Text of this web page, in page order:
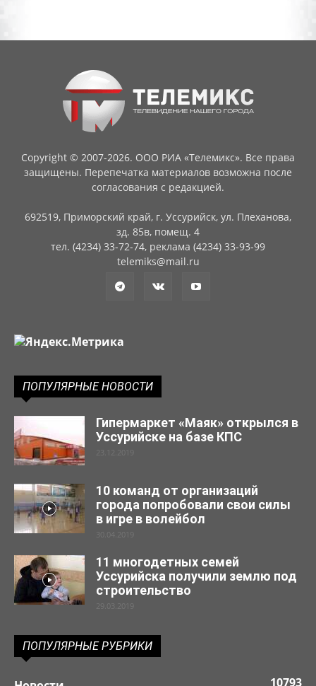
Copyright © 2007-2026. ООО РИА «Телемикс». Все права
защищены. Перепечатка материалов возможна после
согласования с редакцией.
692519, Приморский край, г. Уссурийск, ул. Плеханова,
зд. 85в, помещ. 4
тел. (4234) 33-72-74, реклама (4234) 33-93-99
telemiks@mail.ru
ПОПУЛЯРНЫЕ НОВОСТИ
Гипермаркет «Маяк» открылся в
Уссурийске на базе КПС
23.12.2019
10 команд от организаций
города попробовали свои силы
в игре в волейбол
30.04.2019
11 многодетных семей
Уссурийска получили землю под
строительство
29.03.2019
ПОПУЛЯРНЫЕ РУБРИКИ
10793